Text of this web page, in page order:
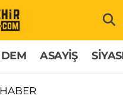
ASAYİŞ
Haritası